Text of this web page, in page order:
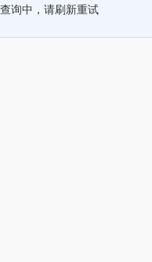
询中，请刷新重试